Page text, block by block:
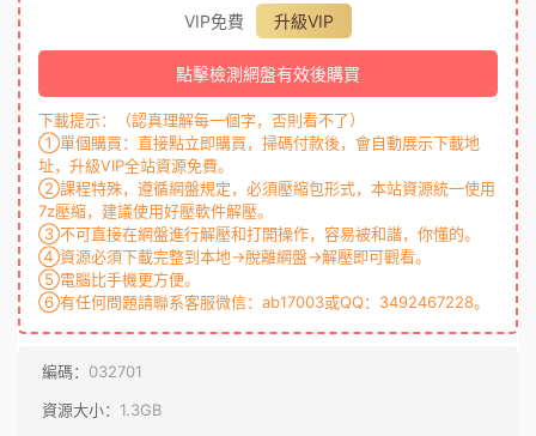
VIP免費
升級VIP
點擊檢測網盤有效後購買
下載提示：（認真理解每一個字，否則看不了）
①單個購買：直接點立即購買，掃碼付款後，會自動展示下載地
址，升級VIP全站資源免費。
②課程特殊，遵循網盤規定，必須壓縮包形式，本站資源統一使用
7z壓縮，建議使用好壓軟件解壓。
③不可直接在網盤進行解壓和打開操作，容易被和諧，你懂的。
④資源必須下載完整到本地→脫離網盤→解壓即可觀看。
⑤電腦比手機更方便。
⑥有任何問題請聯系客服微信：ab17003或QQ：3492467228。
編碼： 032701
資源大小： 1.3GB